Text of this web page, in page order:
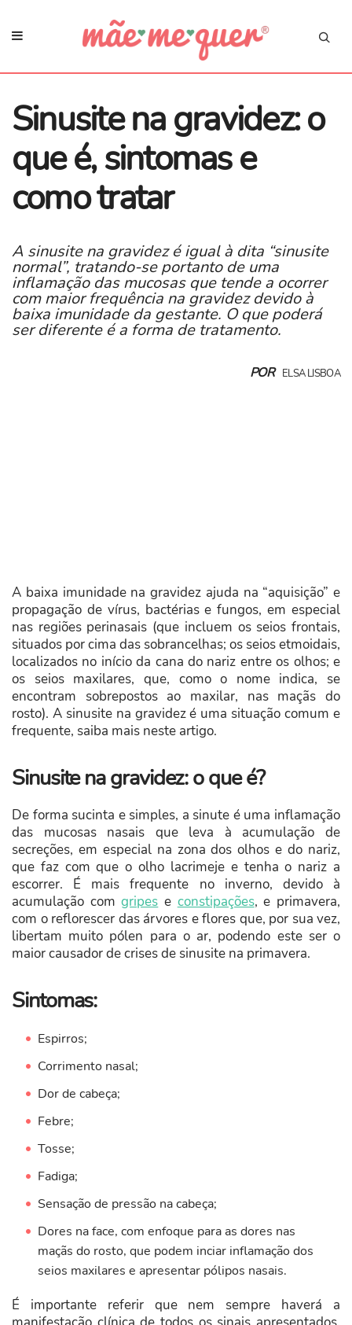
Sinusite na gravidez: o
que é, sintomas e
como tratar
A sinusite na gravidez é igual à dita “sinusite
normal”, tratando-se portanto de uma
inflamação das mucosas que tende a ocorrer
com maior frequência na gravidez devido à
baixa imunidade da gestante. O que poderá
ser diferente é a forma de tratamento.
POR ELSA LISBOA
A baixa imunidade na gravidez ajuda na “aquisição” e
propagação de vírus, bactérias e fungos, em especial
nas regiões perinasais (que incluem os seios frontais,
situados por cima das sobrancelhas; os seios etmoidais,
localizados no início da cana do nariz entre os olhos; e
os seios maxilares, que, como o nome indica, se
encontram sobrepostos ao maxilar, nas maçãs do
rosto). A sinusite na gravidez é uma situação comum e
frequente, saiba mais neste artigo.
Sinusite na gravidez: o que é?
De forma sucinta e simples, a sinute é uma inflamação
das mucosas nasais que leva à acumulação de
secreções, em especial na zona dos olhos e do nariz,
que faz com que o olho lacrimeje e tenha o nariz a
escorrer. É mais frequente no inverno, devido à
acumulação comgripes e constipações, e primavera,
com o reflorescer das árvores e flores que, por sua vez,
libertam muito pólen para o ar, podendo este ser o
maior causador de crises de sinusite na primavera.
Sintomas:
Espirros;
Corrimento nasal;
Dor de cabeça;
Febre;
Tosse;
Fadiga;
Sensação de pressão na cabeça;
Dores na face, com enfoque para as dores nas
maçãs do rosto, que podem inciar inflamação dos
seios maxilares e apresentar pólipos nasais.
É importante referir que nem sempre haverá a